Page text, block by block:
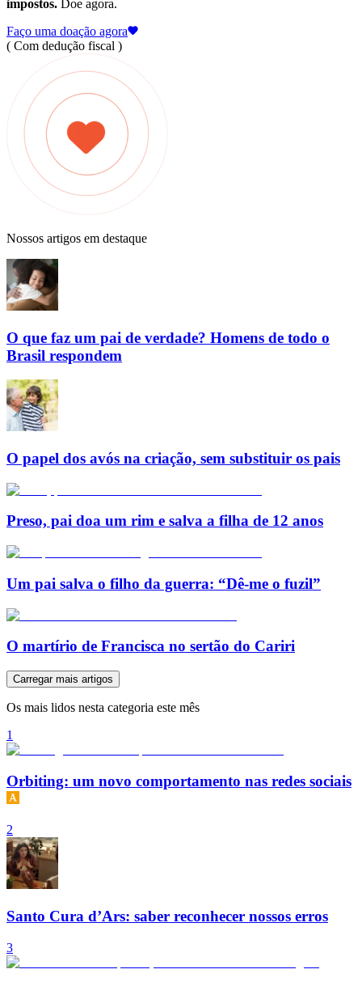
impostos. Doe agora.
Faço uma doação agora
( Com dedução fiscal )
Nossos artigos em destaque
O que faz um pai de verdade? Homens de todo o
Brasil respondem
O papel dos avós na criação, sem substituir os pais
Preso, pai doa um rim e salva a filha de 12 anos
Um pai salva o filho da guerra: “Dê-me o fuzil”
O martírio de Francisca no sertão do Cariri
Carregar mais artigos
Os mais lidos nesta categoria este mês
1
Orbiting: um novo comportamento nas redes sociais
2
Santo Cura d’Ars: saber reconhecer nossos erros
3